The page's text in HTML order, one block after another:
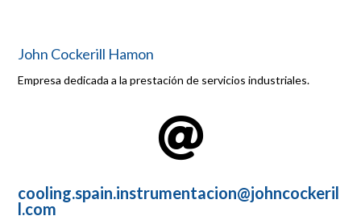
John Cockerill Hamon
Empresa dedicada a la prestación de servicios industriales.

cooling.spain.instrumentacion@johncockeril
l.com